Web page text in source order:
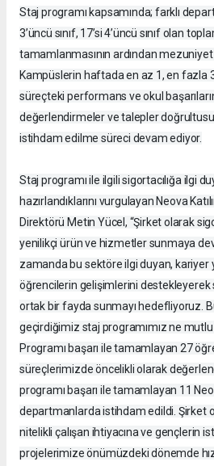
Staj programı kapsamında; farklı
3’üncü sınıf, 17’si 4’üncü sınıf olan
tamamlanmasının ardından mezuniyet
Kampüslerin haftada en az 1, en fazla 3
süreçteki performans ve okul
değerlendirmeler ve talepler
istihdam edilme süreci devam ediyor.
Staj programı ile ilgili sigortacılığa ilgi
hazırlandıklarını vurgulayan Neova
Direktörü Metin Yücel, “Şirket olarak
yenilikçi ürün ve hizmetler sunmaya
zamanda bu sektöre ilgi duyan, kariyer
öğrencilerin gelişimlerini
ortak bir fayda sunmayı hedefliyoruz.
geçirdiğimiz staj programımız ne mutlu
Programı başarı ile tamamlayan 27
süreçlerimizde öncelikli olarak
programı başarı ile tamamlayan 11
departmanlarda istihdam edildi. Şirket
nitelikli çalışan ihtiyacına ve gençlerin
projelerimize önümüzdeki dönemde